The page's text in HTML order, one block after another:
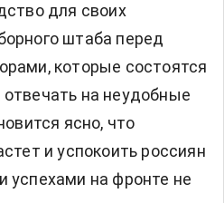
для своих
штаба перед
которые состоятся
отвечать на неудобные
ясно, что
и успокоить россиян
на фронте не